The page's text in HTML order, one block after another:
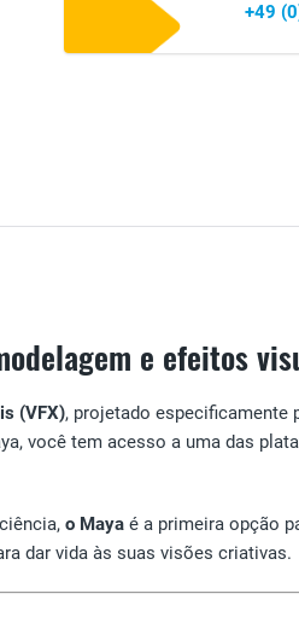
+49
e efeitos
(VFX), projetado especificamente
você tem acesso a uma das
o Maya é a primeira opção
dar vida às suas visões criativas.